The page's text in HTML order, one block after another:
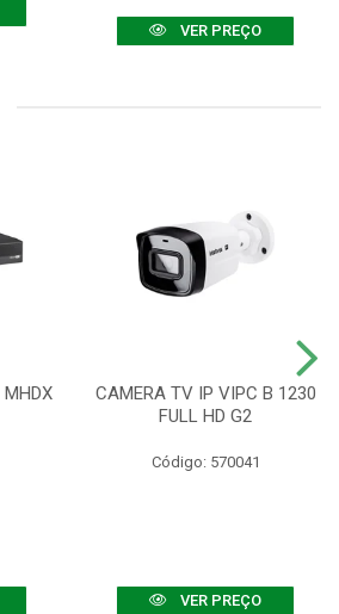
VER PREÇO
MHDX
CAMERA TV IP VIPC B 1230
FULL HD G2
Código: 570041
VER PREÇO